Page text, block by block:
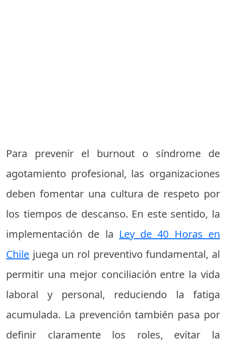
Para prevenir el burnout o síndrome de
agotamiento profesional, las organizaciones
deben fomentar una cultura de respeto por
los tiempos de descanso. En este sentido, la
implementación de la Ley de 40 Horas en
Chile juega un rol preventivo fundamental, al
permitir una mejor conciliación entre la vida
laboral y personal, reduciendo la fatiga
acumulada. La prevención también pasa por
definir claramente los roles, evitar la